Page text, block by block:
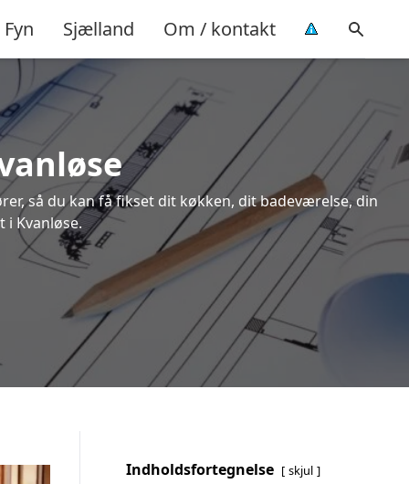
Fyn Sjælland Om / kontakt
så du kan få fikset dit køkken, dit badeværelse, din
i Kvanløse.
Indholdsfortegnelse skjul